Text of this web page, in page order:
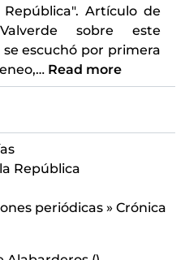
Artículo de
sobre este
escuchó por primera
… Read more
República
periódicas » Crónica